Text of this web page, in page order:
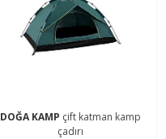
DOĞA KAMP çift katman kamp
çadırı